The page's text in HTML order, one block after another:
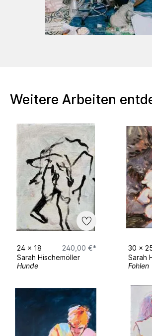
2023 Jahresausstellung - IfKK
Osnabrück, Osnabrück
Künstler*innen“, Atelierhaus
Osnabrück finanziert durch
2025 Nominierung Kunstpreis
Sieber-Stiftung (Malerei,
Experimentelles Design)
2023 Nominierung Kunstpreis
Sieber-Stiftung (Malerei,
Weitere Arbeiten
24 x 18
240,00 €*
Sarah Hischemöller
Hunde
30 x
Sarah
Fohlen